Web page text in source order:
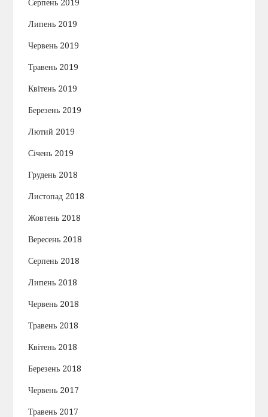
Серпень 2019
Липень 2019
Червень 2019
Травень 2019
Квітень 2019
Березень 2019
Лютий 2019
Січень 2019
Грудень 2018
Листопад 2018
Жовтень 2018
Вересень 2018
Серпень 2018
Липень 2018
Червень 2018
Травень 2018
Квітень 2018
Березень 2018
Червень 2017
Травень 2017